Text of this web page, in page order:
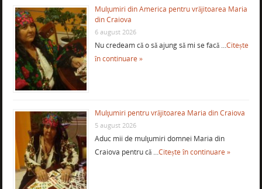
Mulţumiri din America pentru vrăjitoarea Maria
din Craiova
6 august 2026
Nu credeam că o să ajung să mi se facă …Citește
în continuare »
Mulţumiri pentru vrăjitoarea Maria din Craiova
5 august 2026
Aduc mii de mulţumiri domnei Maria din
Craiova pentru că …Citește în continuare »